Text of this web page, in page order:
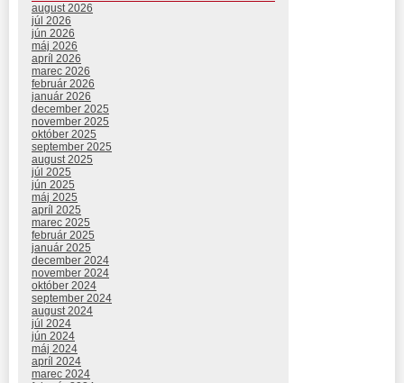
august 2026
júl 2026
jún 2026
máj 2026
apríl 2026
marec 2026
február 2026
január 2026
december 2025
november 2025
október 2025
september 2025
august 2025
júl 2025
jún 2025
máj 2025
apríl 2025
marec 2025
február 2025
január 2025
december 2024
november 2024
október 2024
september 2024
august 2024
júl 2024
jún 2024
máj 2024
apríl 2024
marec 2024